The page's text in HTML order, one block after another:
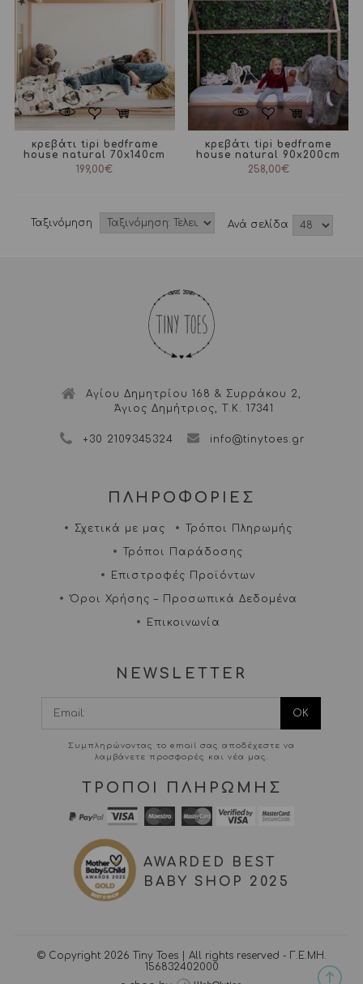
κρεβάτι tipi bedframe
house natural 70x140cm
199,00€
κρεβάτι tipi bedframe
house natural 90x200cm
258,00€
Ταξινόμηση Aνά σελίδα
Αγίου Δημητρίου 168 & Συρράκου 2,
Άγιος Δημήτριος, Τ.Κ. 17341
+30 2109345324 info@tinytoes.gr
ΠΛΗΡΟΦΟΡΙΕΣ
Σχετικά με μας Τρόποι Πληρωμής
Τρόποι Παράδοσης
Επιστροφές Προϊόντων
Όροι Χρήσης – Προσωπικά Δεδομένα
Επικοινωνία
NEWSLETTER
Συμπληρώνοντας το email σας αποδέχεστε να
λαμβάνετε προσφορές και νέα μας.
ΤΡΟΠΟΙ ΠΛΗΡΩΜΗΣ
AWARDED BEST
BABY SHOP 2025
© Copyright 2026 Tiny Toes | All rights reserved - Γ.Ε.ΜΗ.
156832402000